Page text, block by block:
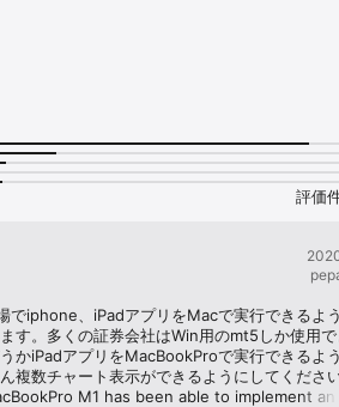
の相場
富な取引注文
性能やインディケータの設定
チャートを表示（iPad版MetaTrader 5）
やチャート上のSLやTPの値の一覧の為のトレー
評価
でiphone、iPadアプリをMacで実行できるよ
す。多くの証券会社はWin用のmt5しか使用で
かiPadアプリをMacBookProで実行できるよ
複数チャート表示ができるようにしてくださ
M1 has been able to implement an